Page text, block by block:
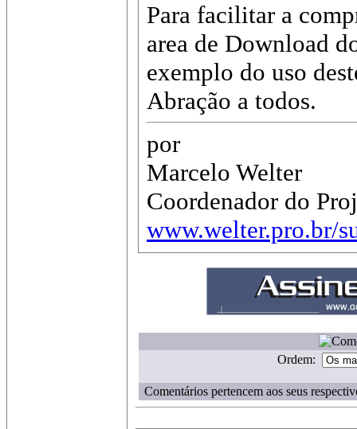
Para facilitar a
area de Download
exemplo do uso
Abração a todos.
por
Marcelo Welter
Coordenador do
www.welter.pro.br/
Ordem:
Comentários pertencem aos seus